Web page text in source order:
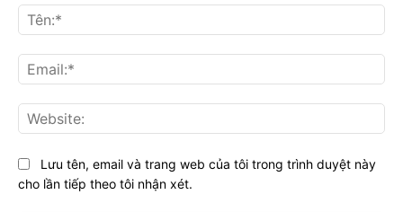
Lưu tên, email và trang web của tôi trong trình duyệt này
cho lần tiếp theo tôi nhận xét.